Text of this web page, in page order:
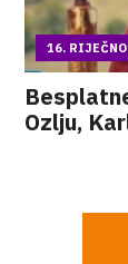
16.
Ozlju,